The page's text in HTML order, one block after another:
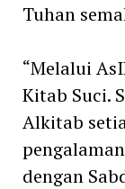
Tuhan
“Melalui
Kitab Suci.
Alkitab
dengan